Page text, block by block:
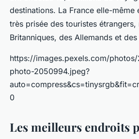
destinations. La France elle-même
très prisée des touristes étrangers,
Britanniques, des Allemands et
https://images.pexels.com/
photo-2050994.jpeg?
0
Les meilleurs endroits